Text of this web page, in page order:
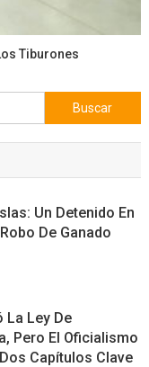
Tiburones
Buscar:
Un Detenido En
De Ganado
La Ley De
Pero El Oficialismo
Capítulos Clave